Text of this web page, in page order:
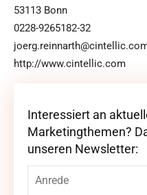
53113 Bonn
0228-9265182-32
http://www.cintellic.com
Interessiert an
Marketingthemen?
unseren Newsletter:
Interessiert an
Marketingthemen?
unseren Newsletter: